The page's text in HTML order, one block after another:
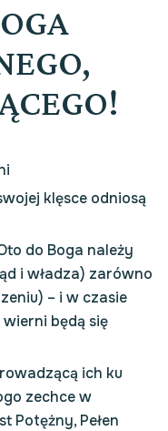
klęsce odniosą
do Boga należy
i władza) zarówno
– i w czasie
będą się
ich ku
zechce w
Potężny, Pełen